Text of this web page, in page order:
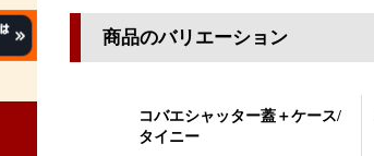
商品のバリエーション
コバエシャッター蓋＋ケース/
タイニー